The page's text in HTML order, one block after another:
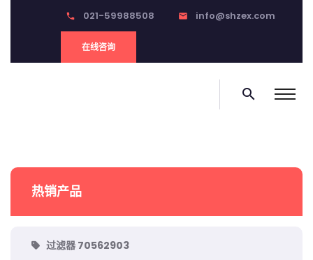
phone 021-59988508 email info@shzex.com
在线咨询
search
热销产品
过滤器 70562903